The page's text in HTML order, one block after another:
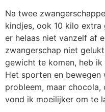
Na twee
kindjes, ook 10 kilo
er helaas niet vanzelf af
zwangerschap niet
gewicht te komen, heb
Het sporten en bewegen
probleem, maar chocola,
vond ik moeilijker om te